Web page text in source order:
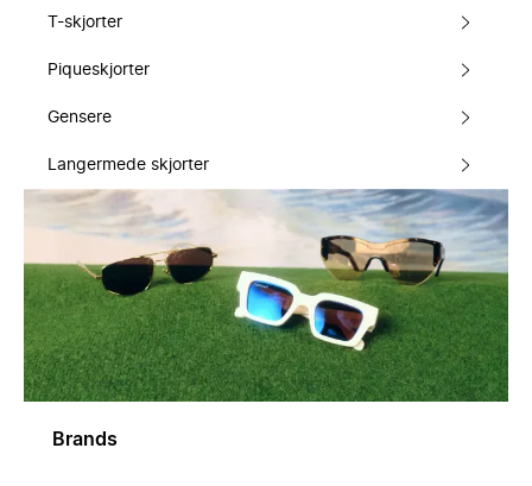
T-skjorter
Piqueskjorter
Gensere
Langermede skjorter
Brands